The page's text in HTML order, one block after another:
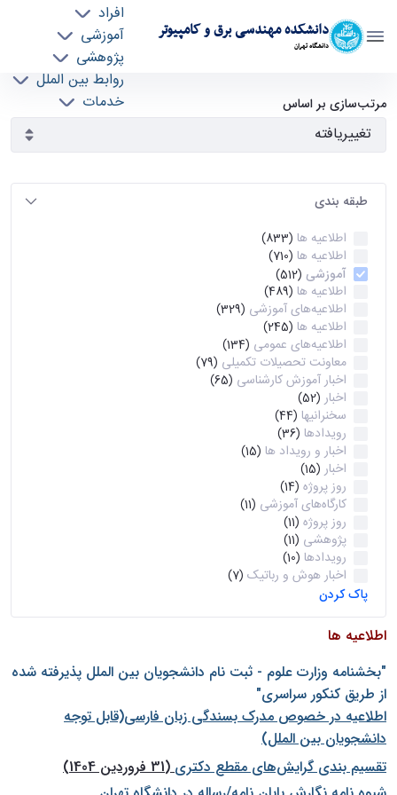
دانشکده مهندسی برق و کامپیوتر
دانشگاه تهران
افراد
آموزشی
پژوهشی
روابط بین الملل
خدمات
آرشیو اطلاعیه ها - ece- دانشکده مهندسی برق و
کامپیوتر
مرتب‌سازی بر اساس
طبقه بندی
اطلاعیه ها (833)
اطلاعیه ها (710)
آموزشی (512)
اطلاعیه ها (489)
اطلاعیه‌های‌ آموزشی (329)
اطلاعیه ها (245)
اطلاعیه‌های عمومی (134)
معاونت تحصیلات تکمیلی (79)
اخبار آموزش کارشناسی (65)
اخبار (52)
سخنرانیها (44)
رویدادها (36)
اخبار و رویداد ها (15)
اخبار (15)
روز پروژه (14)
کارگاه‌های آموزشی (11)
روز پروژه (11)
پژوهشی (11)
رویدادها (10)
اخبار هوش و رباتیک (7)
پاک کردن
اطلاعیه ها
"بخشنامه وزارت علوم - ثبت نام دانشجويان بين الملل پذيرفته شده
از طريق كنكور سراسری"
اطلاعیه در خصوص مدرک بسندگی زبان فارسی(قابل توجه
دانشجویان بین الملل)
تقسیم بندی گرایش‌های مقطع دکتری(31 فروردین 1404)